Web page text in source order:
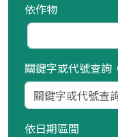
依作物
關鍵字或代號查詢
依日期區間